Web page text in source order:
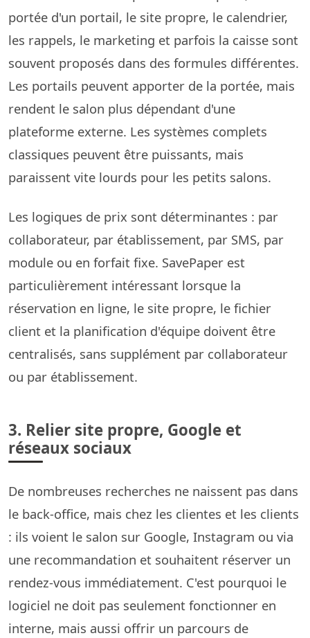
portée d'un portail, le site propre, le calendrier,
les rappels, le marketing et parfois la caisse sont
souvent proposés dans des formules différentes.
Les portails peuvent apporter de la portée, mais
rendent le salon plus dépendant d'une
plateforme externe. Les systèmes complets
classiques peuvent être puissants, mais
paraissent vite lourds pour les petits salons.
Les logiques de prix sont déterminantes : par
collaborateur, par établissement, par SMS, par
module ou en forfait fixe. SavePaper est
particulièrement intéressant lorsque la
réservation en ligne, le site propre, le fichier
client et la planification d'équipe doivent être
centralisés, sans supplément par collaborateur
ou par établissement.
3. Relier site propre, Google et
réseaux sociaux
De nombreuses recherches ne naissent pas dans
le back-office, mais chez les clientes et les clients
: ils voient le salon sur Google, Instagram ou via
une recommandation et souhaitent réserver un
rendez-vous immédiatement. C'est pourquoi le
logiciel ne doit pas seulement fonctionner en
interne, mais aussi offrir un parcours de